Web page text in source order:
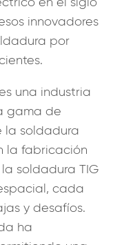
innovadores
por
una industria
gama de
la soldadura
la fabricación
soldadura TIG
cada
y desafíos.
ha